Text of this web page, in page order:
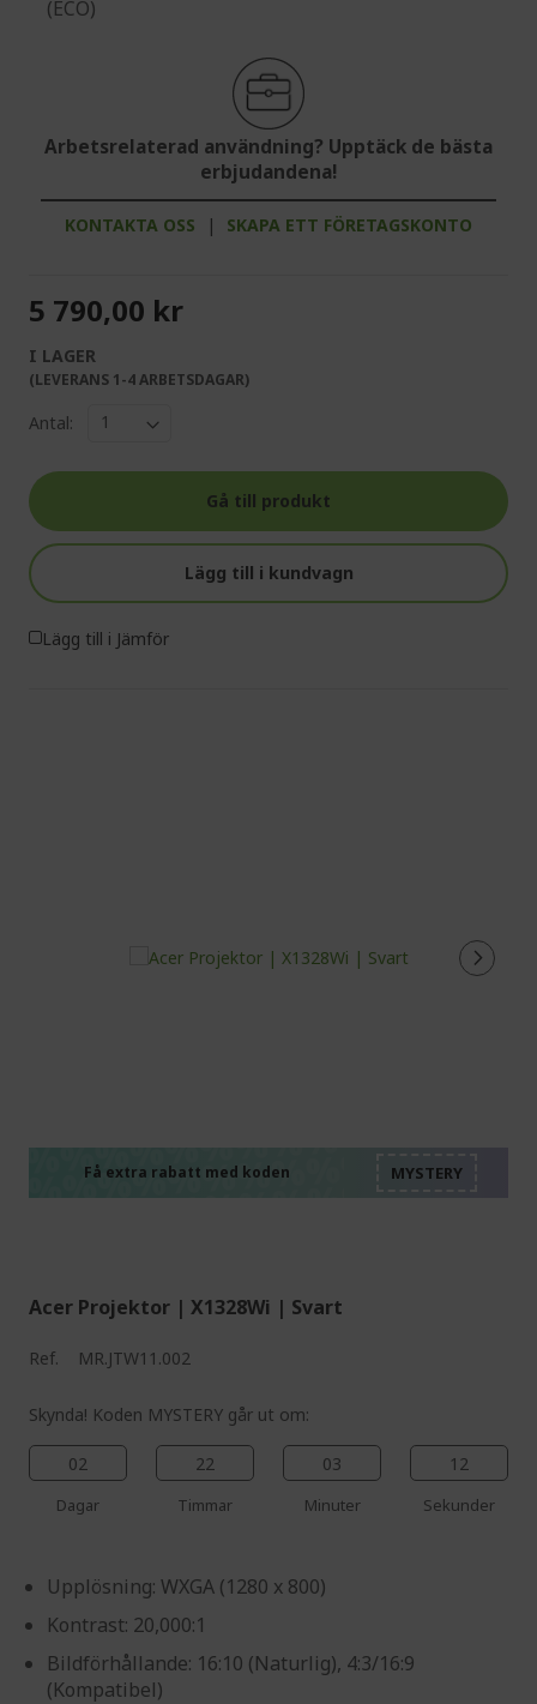
(ECO)
Arbetsrelaterad användning? Upptäck de bästa
erbjudandena!
KONTAKTA OSS | SKAPA ETT FÖRETAGSKONTO
5 790,00 kr
I LAGER
(LEVERANS 1-4 ARBETSDAGAR)
Antal:
Gå till produkt
Lägg till i kundvagn
Lägg till i Jämför
Få extra rabatt med koden
Acer Projektor | X1328Wi | Svart
Ref. MR.JTW11.002
Skynda! Koden MYSTERY går ut om:
02
Dagar
22
Timmar
03
Minuter
11
Sekunder
Upplösning: WXGA (1280 x 800)
Kontrast: 20,000:1
Bildförhållande: 16:10 (Naturlig), 4:3/16:9
(Kompatibel)